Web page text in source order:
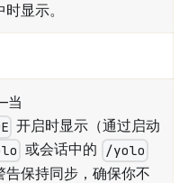
显示。
开启时显示（通过启动
或会话中的 /yolo
保持同步，确保你不